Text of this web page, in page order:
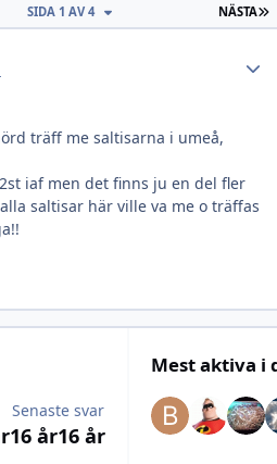
NÄSTA
SIDA 1 AV 4
träff me saltisarna i umeå,
iaf men det finns ju en del fler
saltisar här ville va me o träffas
Senaste svar
16 år16 år
Mest aktiva i